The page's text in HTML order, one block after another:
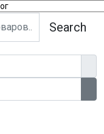
Search